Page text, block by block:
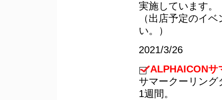
実施しています。
（出店予定のイベ
い。）
2021/3/26
ALPHAICONサ
サマークーリング
1週間。